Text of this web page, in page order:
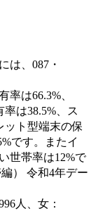
は、087・
は66.3%、
は38.5%、ス
ット型端末の保
です。またイ
世帯率は12%で
） 令和4年デー
人、女：